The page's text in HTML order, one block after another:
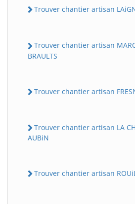
Trouver chantier artisan
Trouver chantier artisan
BRAULTS
Trouver chantier artisan
Trouver chantier artisan LA
AUBiN
Trouver chantier artisan